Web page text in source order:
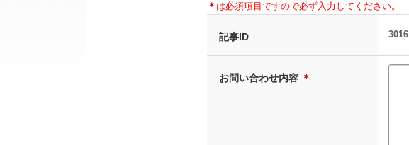
＊ は必須項目ですので必ず入力してください。
記事ID 3016
お問い合わせ内容 ＊